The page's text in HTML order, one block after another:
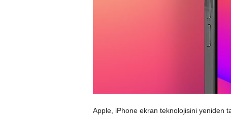
Apple, iPhone ekran teknolojisini yeniden